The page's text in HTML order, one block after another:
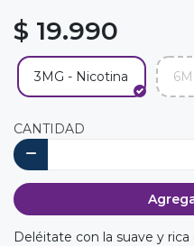
$ 19.990
3MG - Nicotina
CANTIDAD
Deléitate con la suave y